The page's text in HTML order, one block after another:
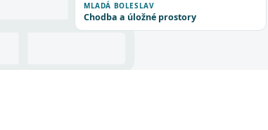
MLADÁ BOLESLAV
Chodba a úložné prostory